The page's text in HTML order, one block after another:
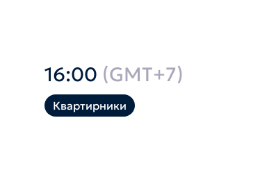
16:00 (GMT+7)
Квартирники